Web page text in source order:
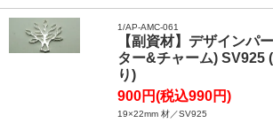
1/AP-AMC-061
【副資材】デザインパ
ター&チャーム) SV925
り)
900円(税込990円)
19×22mm 材／SV925